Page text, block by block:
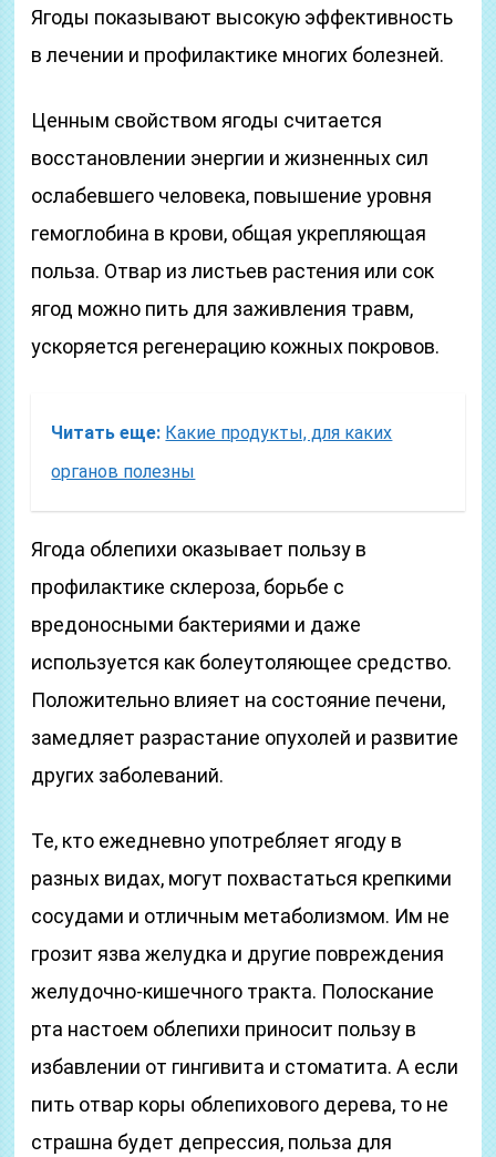
Ягоды показывают высокую эффективность
в лечении и профилактике многих болезней.
Ценным свойством ягоды считается
восстановлении энергии и жизненных сил
ослабевшего человека, повышение уровня
гемоглобина в крови, общая укрепляющая
польза. Отвар из листьев растения или сок
ягод можно пить для заживления травм,
ускоряется регенерацию кожных покровов.
Читать еще: Какие продукты, для каких
органов полезны
Ягода облепихи оказывает пользу в
профилактике склероза, борьбе с
вредоносными бактериями и даже
используется как болеутоляющее средство.
Положительно влияет на состояние печени,
замедляет разрастание опухолей и развитие
других заболеваний.
Те, кто ежедневно употребляет ягоду в
разных видах, могут похвастаться крепкими
сосудами и отличным метаболизмом. Им не
грозит язва желудка и другие повреждения
желудочно-кишечного тракта. Полоскание
рта настоем облепихи приносит пользу в
избавлении от гингивита и стоматита. А если
пить отвар коры облепихового дерева, то не
страшна будет депрессия, польза для